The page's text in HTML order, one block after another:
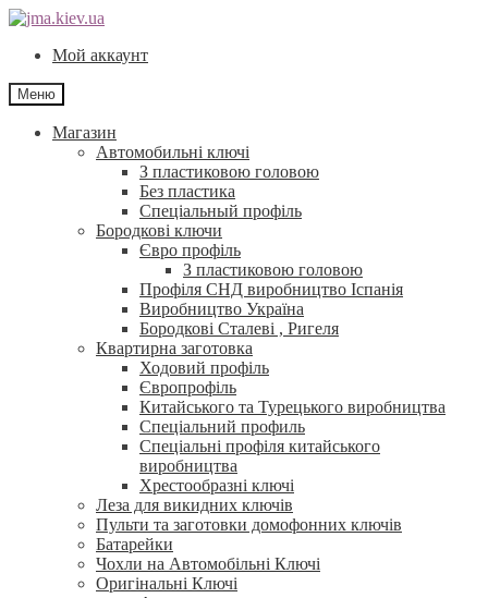
Перейти
навігації
Перейти
контентуМой аккаунт
Меню
Магазин
Автомобильні ключі
З пластиковою головою
Без пластика
Спеціальный профіль
Бородкові ключи
Євро профіль
З пластиковою головою
Профіля СНД виробництво Іспанія
Виробництво Україна
Бородкові Сталеві , Ригеля
Квартирна заготовка
Ходовий профіль
Європрофіль
Китайського та Турецького виробництва
Спеціальний профиль
Спеціальні профіля китайського
виробництва
Хрестообразні ключі
Леза для викидних ключів
Пульти та заготовки домофонних ключів
Батарейки
Чохли на Автомобільні Ключі
Оригінальні Ключі